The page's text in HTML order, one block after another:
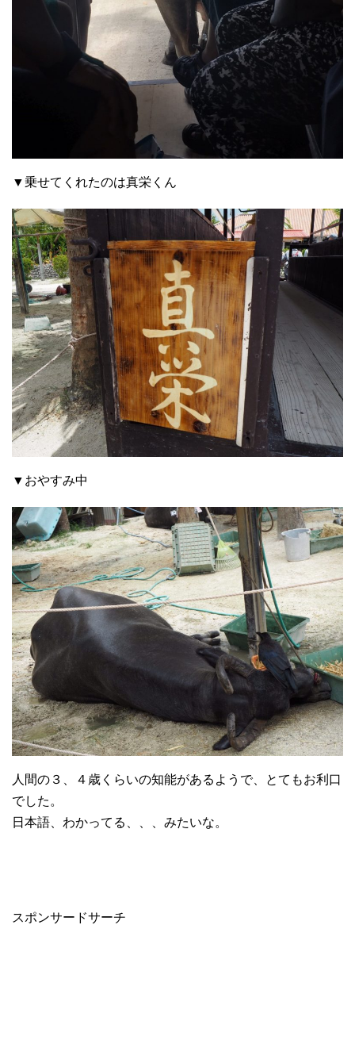
▼乗せてくれたのは真栄くん
▼おやすみ中
人間の３、４歳くらいの知能があるようで、とてもお利口
でした。
日本語、わかってる、、、みたいな。
スポンサードサーチ